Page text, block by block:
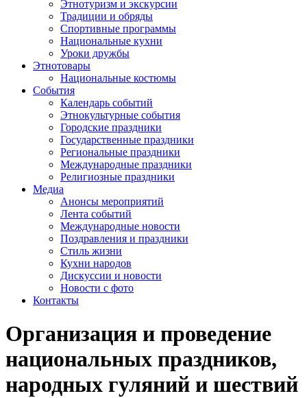
Этнотуризм и экскурсии
Традиции и обряды
Спортивные программы
Национальные кухни
Уроки дружбы
Этнотовары
Национальные костюмы
События
Календарь событий
Этнокультурные события
Городские праздники
Государственные праздники
Региональные праздники
Международные праздники
Религиозные праздники
Медиа
Анонсы мероприятий
Лента событий
Международные новости
Поздравления и праздники
Cтиль жизни
Кухни народов
Дискуссии и новости
Новости с фото
Контакты
Организация и проведение
национальных праздников,
народных гуляний и шествий